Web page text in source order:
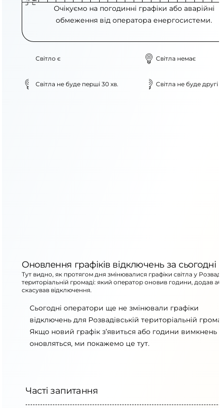
Очікуємо на погодинні графіки або аварійні
обмеження від оператора енергосистеми.
Світло є Світла немає
Світла не буде перші 30 хв. Світла не буде другі
Оновлення графіків відключень за сьогодні
Тут видно, як протягом дня змінювалися графіки світла у
територіальній громаді: який оператор оновив години, додав
скасував відключення.
Сьогодні оператори ще не змінювали графіки
відключень для Розвадівській територіальній
Якщо новий графік з’явиться або години вимкнень
оновляться, ми покажемо це тут.
Часті запитання